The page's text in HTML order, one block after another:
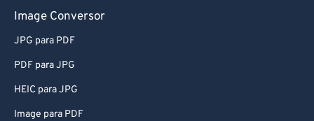
Image Conversor
JPG para PDF
PDF para JPG
HEIC para JPG
Image para PDF